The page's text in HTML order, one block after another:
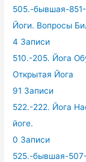
505.-бывшая-
Йоги. Вопросы
4 Записи
510.-205. Йога
Открытая Йога
91 Записи
522.-222. Йога
йоге.
0 Записи
525.-бывшая-